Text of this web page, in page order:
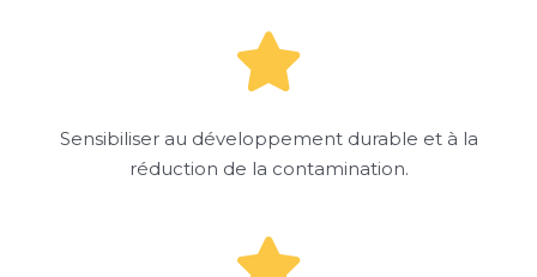
Sensibiliser au développement durable et à la
réduction de la contamination.